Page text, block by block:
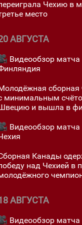
Чехию в
место
АВГУСТА
Видеообзор
сборная
минимальным
и вышла в
Видеообзор
Канады
над Чехией в
АВГУСТА
Видеообзор